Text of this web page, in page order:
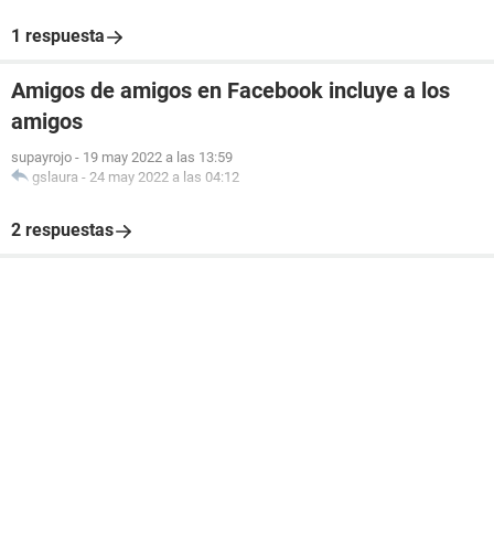
1 respuesta
Amigos de amigos en Facebook incluye a los
amigos
supayrojo - 19 may 2022 a las 13:59
gslaura - 24 may 2022 a las 04:12
2 respuestas